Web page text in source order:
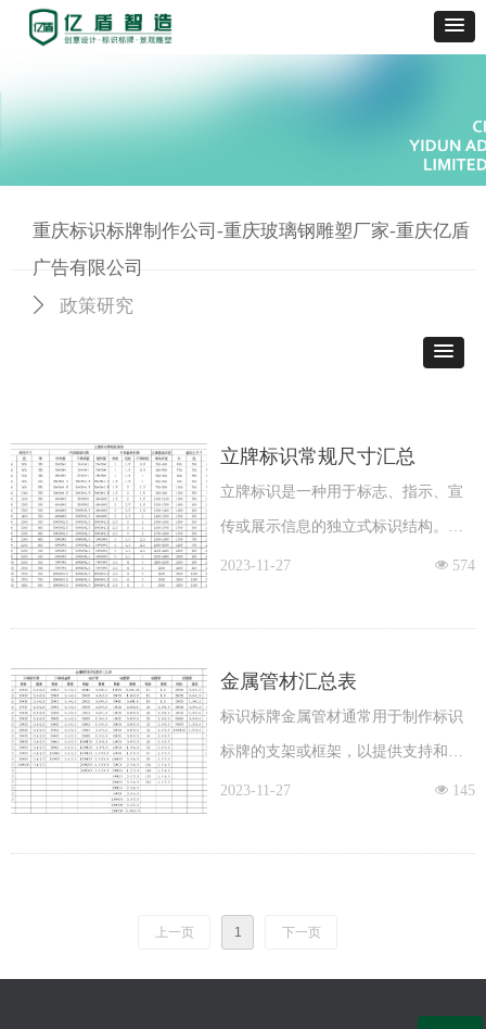
立牌标识常规尺寸汇总
立牌标识是一种用于标志、指示、宣
传或展示信息的独立式标识结构。它
通常是立在地面上或其他平台上的垂
信息、指示方向或标识特定地点。
넶 574
2023-11-27
金属管材汇总表
标识标牌金属管材通常用于制作标识
标牌的支架或框架，以提供支持和固
定标牌的结构。这些金属管材通常由
标识标牌在各种气候条件下都能保持
넶 145
2023-11-27
上一页 1 下一页
重庆标识标牌制作公司-重庆玻璃钢雕塑厂家-重庆亿盾
广告有限公司
ꄲ 政策研究